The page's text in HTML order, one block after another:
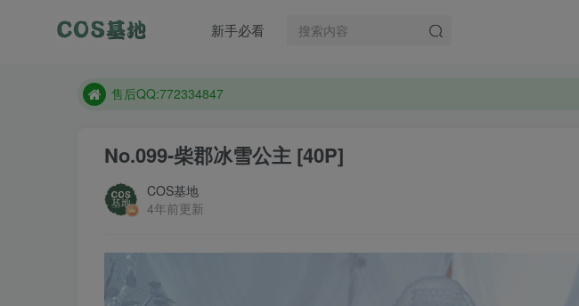
新手必看
想看那个coser作品，请在搜索框搜索
售后QQ:772334847
No.099-柴郡冰雪公主 [40P]
COS基地
4年前更新